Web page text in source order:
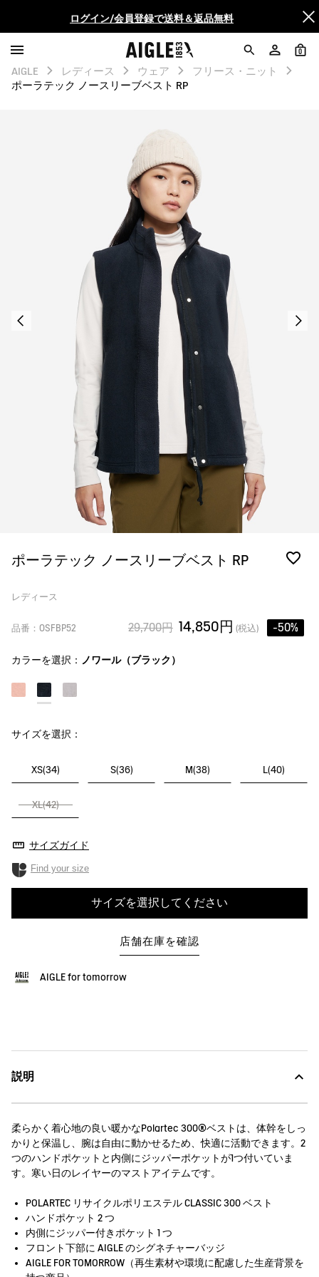
ログイン/会員登録で送料＆返品無料
AIGLE CLUB ポイントサービス終了のお知らせ
【8/16まで】セール品がさらに10%OFF！
ログイン/会員登録で送料＆返品無料
AIGLE CLUB ポイントサービス終了のお知らせ
0
AIGLE レディース ウェア
フリース・ニット
ポーラテック ノースリーブベスト RP
ポーラテック ノースリーブベスト RP
レディース
品番：OSFBP52 29,700円 14,850円 (税込) -50%
カラーを選択： ノワール（ブラック）
サイズを選択：
XS(34) S(36) M(38) L(40)
XL(42)
サイズガイド
Find your size
サイズを選択してください
店舗在庫を確認
AIGLE for tomorrow
説明
柔らかく着心地の良い暖かなPolartec 300®ベストは、体幹をしっ
かりと保温し、腕は自由に動かせるため、快適に活動できます。2
つのハンドポケットと内側にジッパーポケットが1つ付いていま
す。寒い日のレイヤーのマストアイテムです。
POLARTEC リサイクルポリエステル CLASSIC 300 ベスト
ハンドポケット 2 つ
内側にジッパー付きポケット 1 つ
フロント下部に AIGLE のシグネチャーバッジ
AIGLE FOR TOMORROW（再生素材や環境に配慮した生産背景を